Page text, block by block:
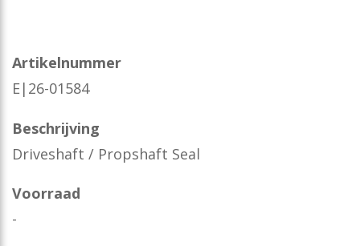
Artikelnummer
E|26-01584
Beschrijving
Driveshaft / Propshaft Seal
Voorraad
-